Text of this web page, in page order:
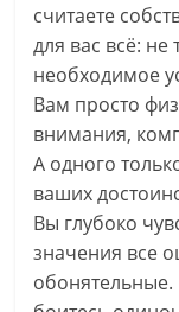
считаете
для вас всё:
необходимое
Вам просто
внимания,
А одного
ваших
Вы глубоко
значения все
обонятельные.